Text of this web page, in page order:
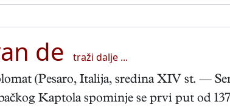
de traži dalje ...
(Pesaro, Italija, sredina XIV st. —
Kaptola spominje se prvi put od